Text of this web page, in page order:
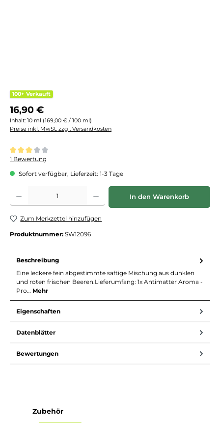
100+ Verkauft
Regulärer Preis:
16,90 €
Inhalt: 10 ml (169,00 € / 100 ml)
Preise inkl. MwSt. zzgl. Versandkosten
Durchschnittliche Bewertung von 3 von 5 Sternen
1 Bewertung
Sofort verfügbar, Lieferzeit: 1-3 Tage
Produkt Anzahl: Gib den gewünschten Wert ein oder benutze die
In den Warenkorb
Zum Merkzettel hinzufügen
Produktnummer: SW12096
Beschreibung
Eine leckere fein abgestimmte saftige Mischung aus dunklen
und roten frischen Beeren.Lieferumfang: 1x Antimatter Aroma -
Pro… Mehr
Eigenschaften
Datenblätter
Bewertungen
Produktgalerie überspringen
Zubehör